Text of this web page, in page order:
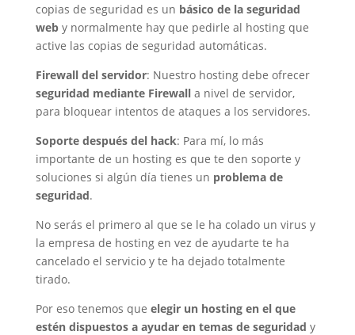
copias de seguridad es un básico de la seguridad
weby normalmente hay que pedirle al hosting que
active las copias de seguridad automáticas.
Firewall del servidor: Nuestro hosting debe ofrecer
seguridad mediante Firewalla nivel de servidor,
para bloquear intentos de ataques a los servidores.
Soporte después del hack: Para mí, lo más
importante de un hosting es que te den soporte y
soluciones si algún día tienes un problema de
seguridad.
No serás el primero al que se le ha colado un virus y
la empresa de hosting en vez de ayudarte te ha
cancelado el servicio y te ha dejado totalmente
tirado.
Por eso tenemos que elegir un hosting en el que
estén dispuestos a ayudar en temas de seguridad y